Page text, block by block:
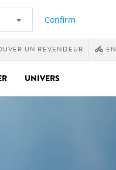
Confirm
UN REVENDEUR
UNIVERS